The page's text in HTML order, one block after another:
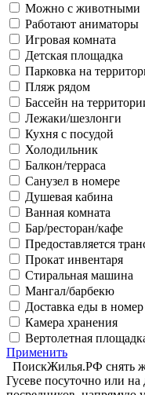
Можно с животными
Работают аниматоры
Игровая комната
Детская площадка
Парковка на
Пляж рядом
Бассейн на
Лежаки/шезлонги
Кухня с посудой
Холодильник
Балкон/терраса
Санузел в номере
Душевая кабина
Ванная комната
Бар/ресторан/кафе
Предоставляется
Прокат инвентаря
Стиральная машина
Мангал/барбекю
Доставка еды в номер
Камера хранения
Вертолетная
Применить
ПоискЖилья.РФ снять
Гусеве посуточно или